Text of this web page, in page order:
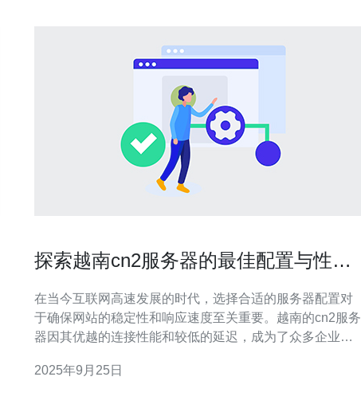
探索越南cn2服务器的最佳配置与性能
在当今互联网高速发展的时代，选择合适的服务器配置对
于确保网站的稳定性和响应速度至关重要。越南的cn2服务
器因其优越的连接性能和较低的延迟，成为了众多企业和
的配置，从而提升其整体性能。 越南cn2服务器的最佳配
2025年9月25日